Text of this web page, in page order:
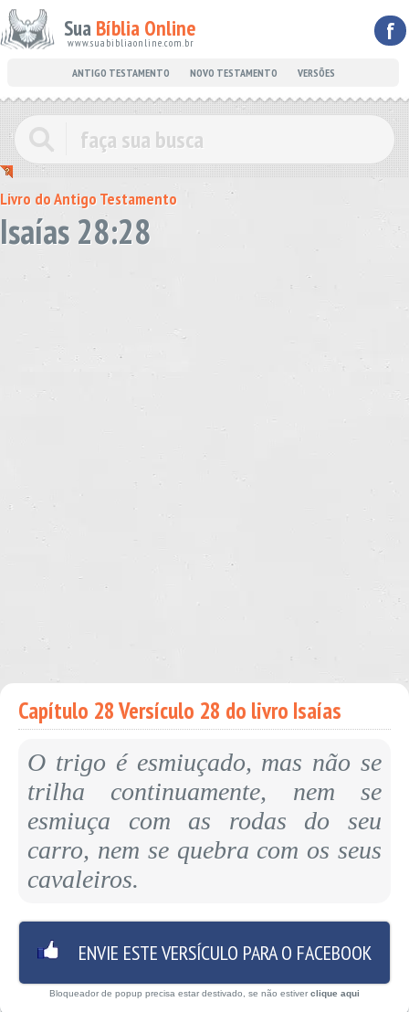
Sua Bíblia Online
www.suabibliaonline.com.br f
ANTIGO TESTAMENTO NOVO TESTAMENTO VERSÕES
Livro do Antigo Testamento
Isaías 28:28
Capítulo 28 Versículo 28 do livro Isaías
O trigo é esmiuçado, mas não se
trilha continuamente, nem se
esmiuça com as rodas do seu
carro, nem se quebra com os seus
cavaleiros.
ENVIE ESTE VERSÍCULO PARA O FACEBOOK
Bloqueador de popup precisa estar destivado, se não estiver clique aqui